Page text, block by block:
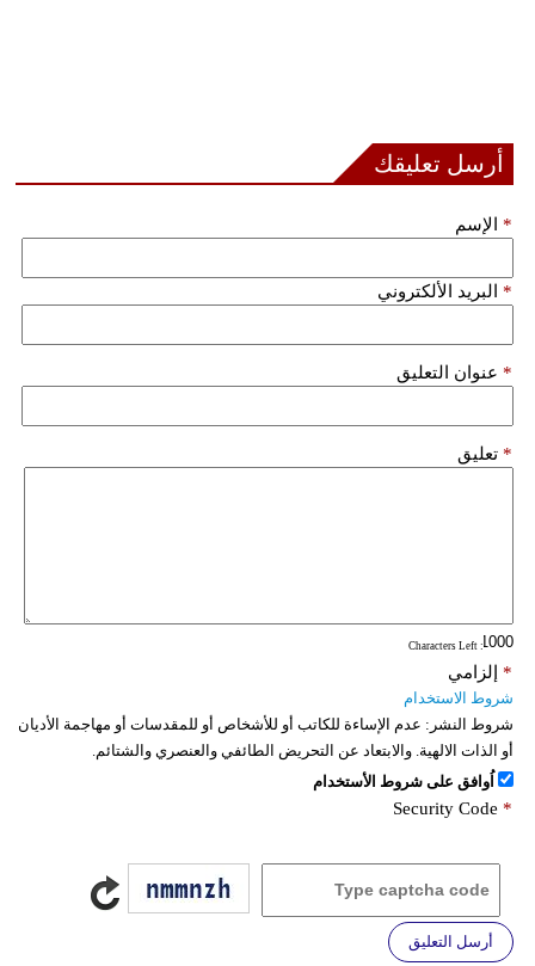
أرسل تعليقك
الإسم *
البريد الألكتروني *
عنوان التعليق *
تعليق *
: Characters Left
إلزامي *
شروط الاستخدام
شروط النشر: عدم الإساءة للكاتب أو للأشخاص أو للمقدسات أو مهاجمة الأديان
أو الذات الالهية. والابتعاد عن التحريض الطائفي والعنصري والشتائم.
اُوافق على شروط الأستخدام
Security Code *
أرسل التعليق